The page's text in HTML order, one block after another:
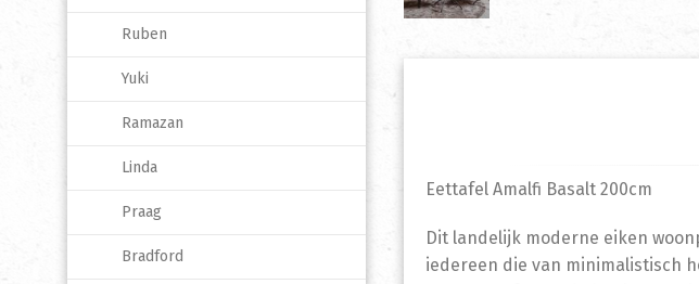
Eettafel Amalfi Basalt 200cm
Dit landelijk moderne eiken
iedereen die van minimalistisch
Ruben
Yuki
Ramazan
Linda
Praag
Bradford